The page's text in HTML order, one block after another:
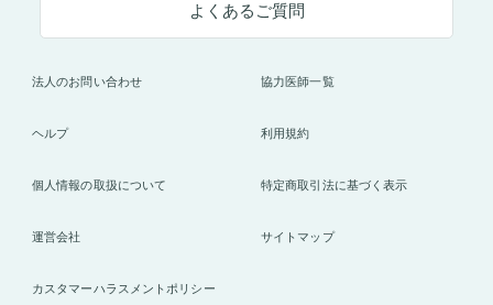
よくあるご質問
法人のお問い合わせ 協力医師一覧
ヘルプ 利用規約
個人情報の取扱について 特定商取引法に基づく表示
運営会社 サイトマップ
カスタマーハラスメントポリシー